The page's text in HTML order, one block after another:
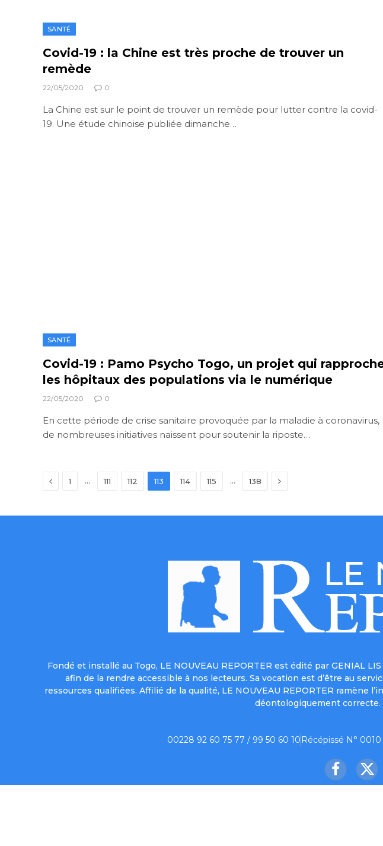
SANTÉ
Covid-19 : la Chine est très proche de trouver un
remède
22/05/2020 0
La Chine est sur le point de trouver un remède pour lutter contre la covid-
19. Une étude chinoise publiée dimanche…
SANTÉ
Covid-19 : Pamo Psycho Togo, un projet qui
les hôpitaux des populations via le numérique
22/05/2020 0
En cette période de crise sanitaire provoquée par la maladie à coronavirus,
de nombreuses initiatives naissent pour soutenir la riposte…
Previous
1 … 111 112 113 114 115 … 138 Next
Fondé et installé au Togo, LE NOUVEAU REPORTER est édité par GENIAL
afin de la rendre accessible à nos lecteurs. Sa vocation est d’être au
ressources qualifiées. Affilié de la qualité, LE NOUVEAU REPORTER ramène
déontologiquement correcte.
00228 92 60 75 77 / 99 50 60 10 Récépissé N°
Facebook
X